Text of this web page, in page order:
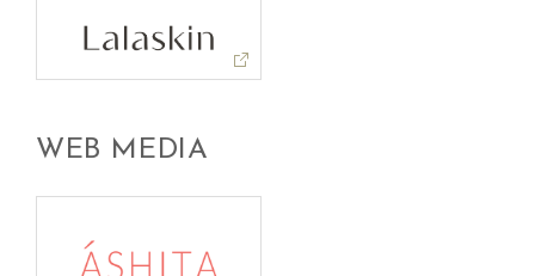
WEB MEDIA